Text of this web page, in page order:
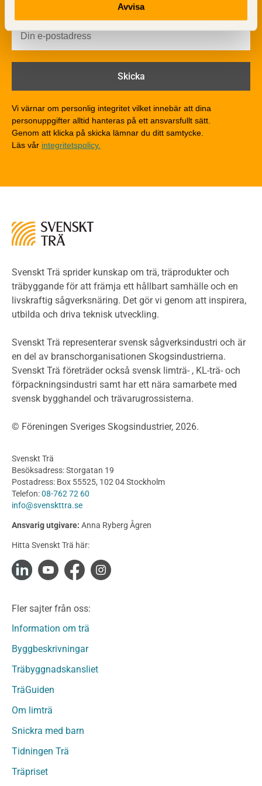
Avvisa
Brandförlopp i byggnader
Brandklasser för material och konstruktioner
Detaljlösningar
Träytors brandegenskaper
Tekniska byten med sprinkler
Riskvärdering i flervåningsbostadshus
Miljöeffekter
LCA
Miljödeklarationer och märkning
Termer och förkortningar
Planering
Klimatkalkylator hallar
Projektering av trähus - generellt
Byggsystem
Fasadsystem i skivmaterial
Bullerskärmar och andra utomhuskonstruktioner
Byggnation och utförande
Utförande
Produkter
Konstruktionsvirke
Konstruktionsvirke Behandlat
Konstruktionsvirke Fingerskarvat
Konstruktionsvirke Fingerskarvat Obehandlat
Limträ
Fanerträ
Fanerträ Obehandlat
Träpanel och Utvändig beklädnad Behandlat
Träpanel och utvändig beklädnad Obehandlat
Trägolv
Trägolv Obehandlat
Sågat virke
Sågat virke Behandlat
Övriga träprodukter
Vi värnar om personlig integritet vilket innebär att dina
personuppgifter alltid hanteras på ett ansvarsfullt sätt.
Genom att klicka på skicka lämnar du ditt samtycke.
Läs vår integritetspolicy.
Svenskt Trä sprider kunskap om trä, träprodukter och
träbyggande för att främja ett hållbart samhälle och en
livskraftig sågverksnäring. Det gör vi genom att inspirera,
utbilda och driva teknisk utveckling.
Svenskt Trä representerar svensk sågverksindustri och är
en del av branschorganisationen Skogsindustrierna.
Svenskt Trä företräder också svensk limträ- , KL-trä- och
förpackningsindustri samt har ett nära samarbete med
svensk bygghandel och trävarugrossisterna.
© Föreningen Sveriges Skogsindustrier, 2026.
Svenskt Trä
Besöksadress: Storgatan 19
Postadress: Box 55525, 102 04 Stockholm
Telefon:08-762 72 60
info@svenskttra.se
Ansvarig utgivare: Anna Ryberg Ågren
Hitta Svenskt Trä här:
Fler sajter från oss:
Information om trä
Byggbeskrivningar
Träbyggnadskansliet
TräGuiden
Om limträ
Snickra med barn
Tidningen Trä
Träpriset